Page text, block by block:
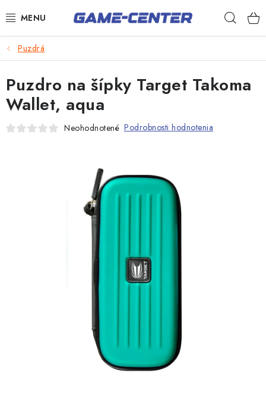
na
Šípky
Poker
Stolný futbal
Puzdrá
Puzdro na šípky Target Takoma
Wallet, aqua
Neohodnotené Podrobnosti hodnotenia